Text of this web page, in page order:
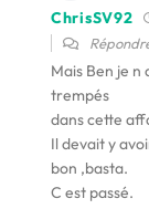
ChrisSV92
Mais Ben je n
trempés
dans cette
Il devait y
bon ,basta.
C est passé.